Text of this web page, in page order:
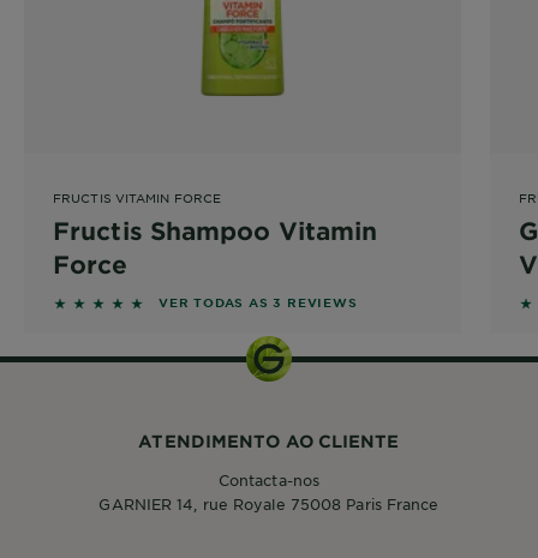
FRUCTIS VITAMIN FORCE
Fructis Shampoo Vitamin
Force
5 out of 5 stars based on reviews
VER TODAS AS 3 REVIEWS 5
ATENDIMENTO AO CLIENTE
Contacta-nos
GARNIER 14, rue Royale 75008 Paris France